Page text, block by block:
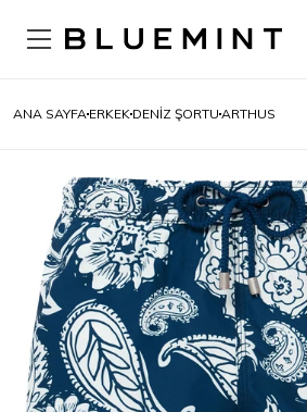
ANA SAYFA ERKEK DENIZ ŞORTU ARTHUS